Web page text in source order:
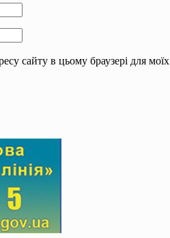
сайту в цьому браузері для